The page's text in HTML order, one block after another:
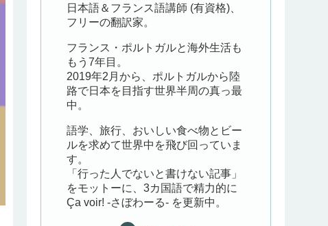
日本語＆フランス語講師 (有資格)、
フリーの翻訳家。
フランス・ポルトガルと海外生活も
もう7年目。
2019年2月から、ポルトガルから陸
路で日本を目指す世界半周の真っ最
中。
語学、旅行、おいしい食べ物とビー
ルを求めて世界中を飛び回っていま
す。
「行った人でないと書けない記事」
をモットーに、3カ国語で精力的に
Ça voir! -さぼわーる- を更新中。